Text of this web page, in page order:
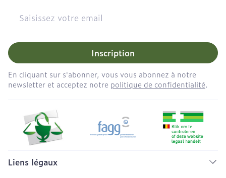
Adresse mail
Inscription
En cliquant sur s'abonner, vous vous abonnez à notre
newsletter et acceptez notre politique de confidentialité.
Liens légaux